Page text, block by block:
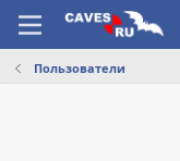
Пользователи